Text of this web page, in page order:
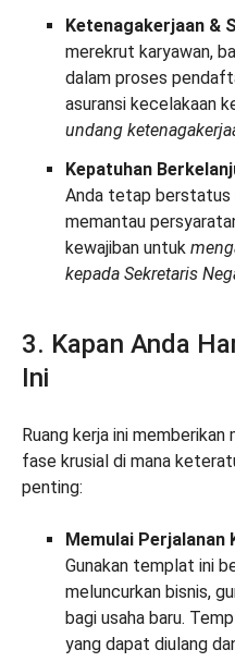
Ketenagakerjaan &
merekrut karyawan,
dalam proses
asuransi kecelakaan
undang
Kepatuhan
Anda tetap berstatus
memantau
kewajiban untuk
kepada Sekretaris
3. Kapan Anda
Ini
Ruang kerja ini
fase krusial di mana
penting:
Memulai Perjalanan
Gunakan templat ini
meluncurkan bisnis,
bagi usaha baru.
yang dapat diulang